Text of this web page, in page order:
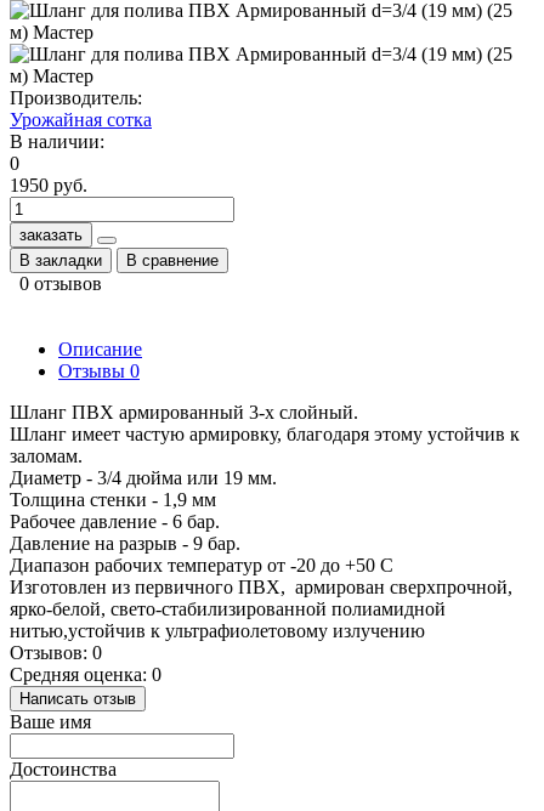
Производитель:
Урожайная сотка
В наличии:
0
1950 руб.
заказать
В закладки
В сравнение
0 отзывов
Описание
Отзывы 0
Шланг ПВХ армированный 3-х слойный.
Шланг имеет частую армировку, благодаря этому устойчив к
заломам.
Диаметр - 3/4 дюйма или 19 мм.
Толщина стенки - 1,9 мм
Рабочее давление - 6 бар.
Давление на разрыв - 9 бар.
Диапазон рабочих температур от -20 до +50 С
Изготовлен из первичного ПВХ, армирован сверхпрочной,
ярко-белой, свето-стабилизированной полиамидной
нитью,устойчив к ультрафиолетовому излучению
Отзывов: 0
Средняя оценка: 0
Написать отзыв
Ваше имя
Достоинства